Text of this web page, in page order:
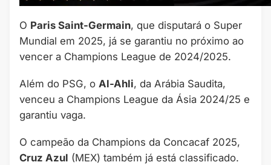
O Paris Saint-Germain, que disputará o Super
Mundial em 2025, já se garantiu no próximo ao
vencer a Champions League de 2024/2025.
Além do PSG, o Al-Ahli, da Arábia Saudita,
venceu a Champions League da Ásia 2024/25 e
garantiu vaga.
O campeão da Champions da Concacaf 2025,
Cruz Azul (MEX) também já está classificado.